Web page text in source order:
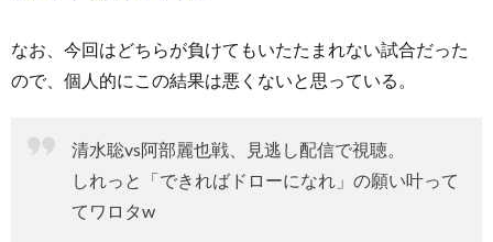
なお、今回はどちらが負けてもいたたまれない試合だった
ので、個人的にこの結果は悪くないと思っている。
清水聡vs阿部麗也戦、見逃し配信で視聴。
しれっと「できればドローになれ」の願い叶って
てワロタw